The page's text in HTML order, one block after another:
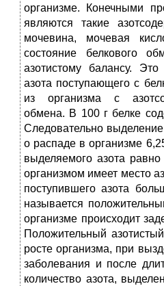
организме. Конечными
являются такие
мочевина, мочевая
состояние белкового
азотистому балансу.
азота поступающего с
из организма с
обмена. В 100 г белке
Следовательно выделение
о распаде в организме
выделяемого азота равно
организмом имеет место
поступившего азота
называется
организме происходит
Положительный
росте организма, при
заболевания и после
количество азота,